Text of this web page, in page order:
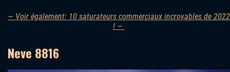
— Voir également: 10 saturateurs commerciaux incroyables de 2022
! —
Neve 8816